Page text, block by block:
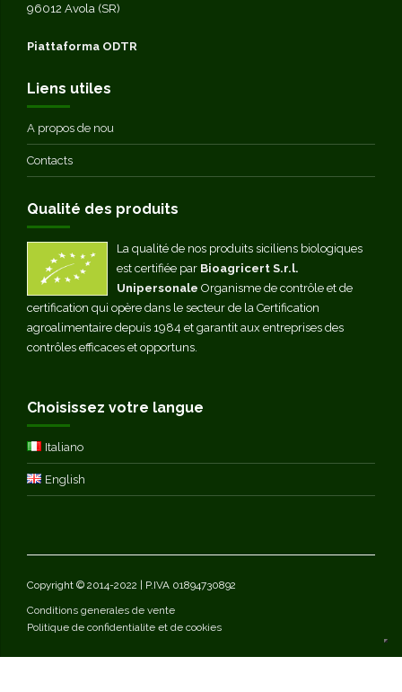
96012 Avola (SR)
Piattaforma ODTR
Liens utiles
A propos de nou
Contacts
Qualité des produits
La qualité de nos produits siciliens biologiques
est certifiée par Bioagricert S.r.l.
Unipersonale Organisme de contrôle et de
certification qui opère dans le secteur de la Certification
agroalimentaire depuis 1984 et garantit aux entreprises des
contrôles efficaces et opportuns.
Choisissez votre langue
Italiano
English
Copyright © 2014-2022 | P.IVA 01894730892
Conditions generales de vente
Politique de confidentialite et de cookies